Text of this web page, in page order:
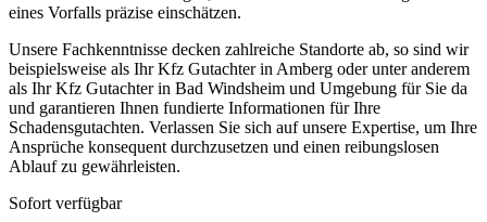
eines Vorfalls präzise einschätzen.
Unsere Fachkenntnisse decken zahlreiche Standorte ab, so sind wir
beispielsweise als Ihr Kfz Gutachter in Amberg oder unter anderem
als Ihr Kfz Gutachter in Bad Windsheim und Umgebung für Sie da
und garantieren Ihnen fundierte Informationen für Ihre
Schadensgutachten. Verlassen Sie sich auf unsere Expertise, um Ihre
Ansprüche konsequent durchzusetzen und einen reibungslosen
Ablauf zu gewährleisten.
Sofort verfügbar